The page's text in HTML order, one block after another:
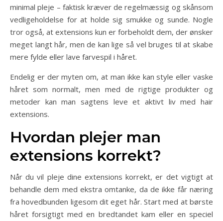
minimal pleje – faktisk kræver de regelmæssig og skånsom
vedligeholdelse for at holde sig smukke og sunde. Nogle
tror også, at extensions kun er forbeholdt dem, der ønsker
meget langt hår, men de kan lige så vel bruges til at skabe
mere fylde eller lave farvespil i håret.
Endelig er der myten om, at man ikke kan style eller vaske
håret som normalt, men med de rigtige produkter og
metoder kan man sagtens leve et aktivt liv med hair
extensions.
Hvordan plejer man
extensions korrekt?
Når du vil pleje dine extensions korrekt, er det vigtigt at
behandle dem med ekstra omtanke, da de ikke får næring
fra hovedbunden ligesom dit eget hår. Start med at børste
håret forsigtigt med en bredtandet kam eller en speciel